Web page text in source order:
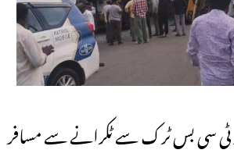
ٹی سی بس ٹرک سے ٹکرانے سے مسافر